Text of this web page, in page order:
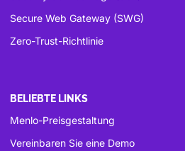
Secure Web Gateway (SWG)
Zero-Trust-Richtlinie
BELIEBTE LINKS
Menlo-Preisgestaltung
Vereinbaren Sie eine Demo